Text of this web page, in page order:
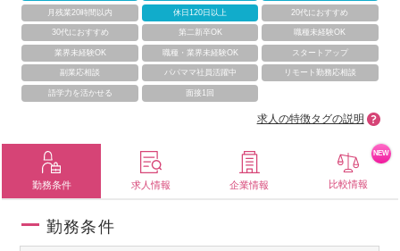
月残業20時間以内 休日120日以上 20代におすすめ
30代におすすめ 第二新卒OK 職種未経験OK
業界未経験OK 職種・業界未経験OK スタートアップ
副業応相談 パパママ社員活躍中 リモート勤務応相談
語学力を活かせる 面接1回
求人の特徴タグの説明
勤務条件 求人情報 企業情報 比較情報
NEW
勤務条件